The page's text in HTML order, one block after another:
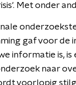
Met onder
gaf voor de
informatie is, is
naar
voorlopig